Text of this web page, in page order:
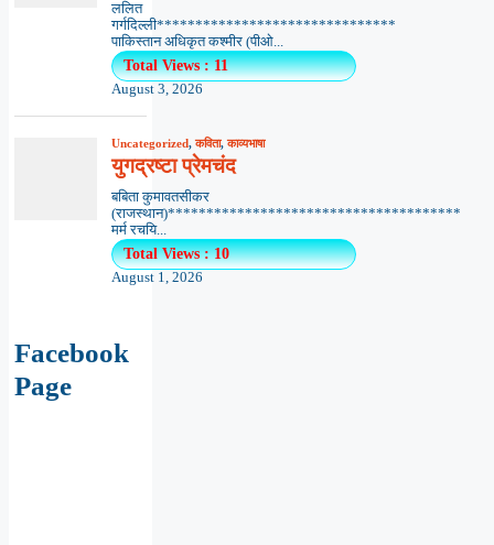
ललित
गर्गदिल्ली*******************************
पाकिस्तान अधिकृत कश्मीर (पीओ...
Total Views : 11
August 3, 2026
Uncategorized,कविता,काव्यभाषा
युगद्रष्टा प्रेमचंद
बबिता कुमावतसीकर
(राजस्थान)**************************************
मर्म रचयि...
Total Views : 10
August 1, 2026
Facebook
Page